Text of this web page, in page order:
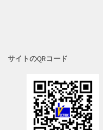
サイトのQRコード